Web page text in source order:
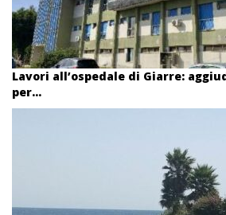
Lavori all’ospedale di Giarre:
per...